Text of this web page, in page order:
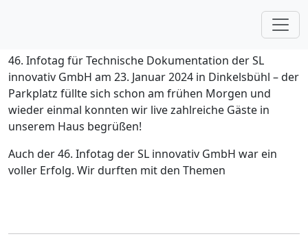
46. Infotag für Technische Dokumentation der SL
innovativ GmbH am 23. Januar 2024 in Dinkelsbühl – der
Parkplatz füllte sich schon am frühen Morgen und
wieder einmal konnten wir live zahlreiche Gäste in
unserem Haus begrüßen!
Auch der 46. Infotag der SL innovativ GmbH war ein
voller Erfolg. Wir durften mit den Themen